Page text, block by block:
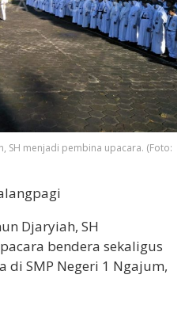
SH menjadi pembina upacara. (Foto:
Djaryiah, SH
bendera sekaligus
SMP Negeri 1 Ngajum,